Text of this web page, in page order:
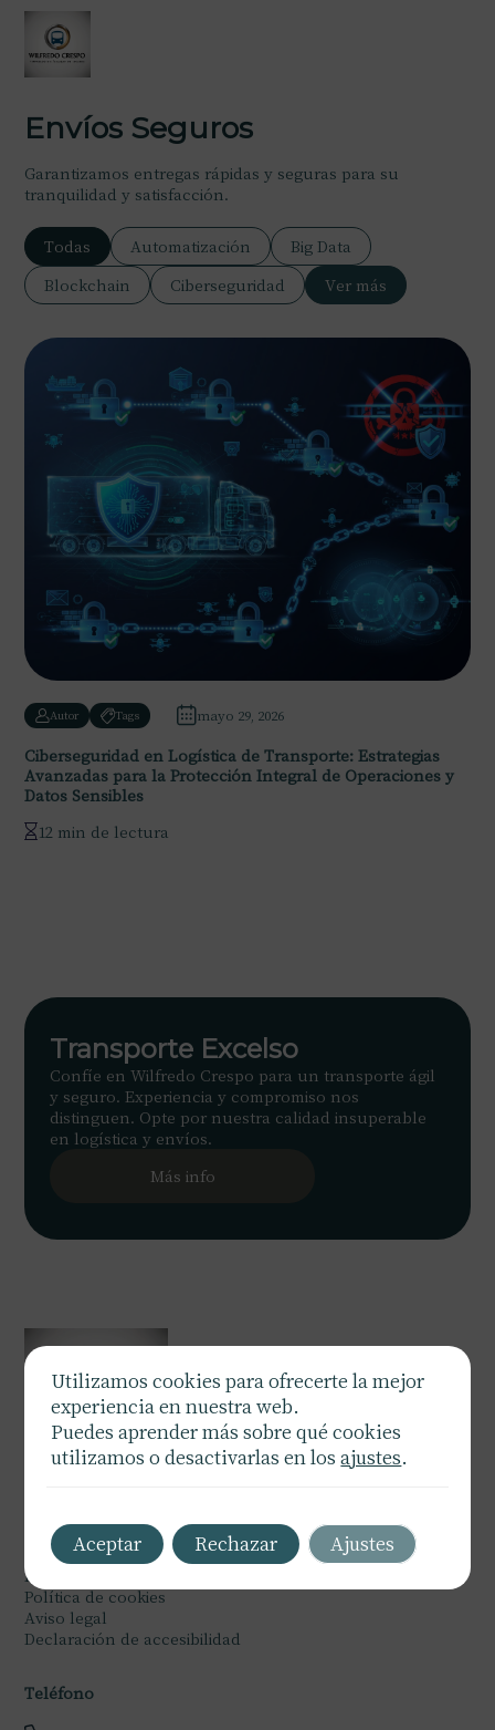
Envíos Seguros
Garantizamos entregas rápidas y seguras para su
tranquilidad y satisfacción.
Todas Automatización
Big Data
Blockchain
Ciberseguridad Ver más
Autor Tags mayo 29, 2026
Ciberseguridad en Logística de Transporte: Estrategias
Avanzadas para la Protección Integral de Operaciones y
Datos Sensibles
12 min de lectura
Transporte Excelso
Confíe en Wilfredo Crespo para un transporte ágil
y seguro. Experiencia y compromiso nos
distinguen. Opte por nuestra calidad insuperable
en logística y envíos.
Más info
Legal
Política de privacidad
Política de cookies
Aviso legal
Declaración de accesibilidad
Teléfono
Utilizamos cookies para ofrecerte la mejor
experiencia en nuestra web.
Puedes aprender más sobre qué cookies
utilizamos o desactivarlas en losajustes.
Aceptar Rechazar Ajustes